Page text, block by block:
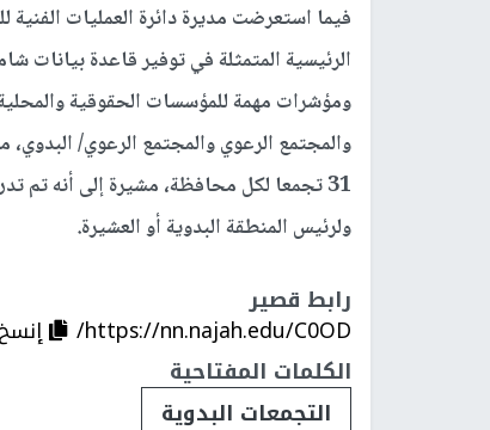
فيما استعرضت مديرة دائرة العمليات الفنية
الرئيسية المتمثلة في توفير قاعدة بيانات
ومؤشرات مهمة للمؤسسات الحقوقية والمحلية
31 تجمعا لكل محافظة، مشيرة إلى أنه تم
ولرئيس المنطقة البدوية أو العشيرة.
رابط قصير
https://nn.najah.edu/C0OD/
الكلمات المفتاحية
التجمعات البدوية